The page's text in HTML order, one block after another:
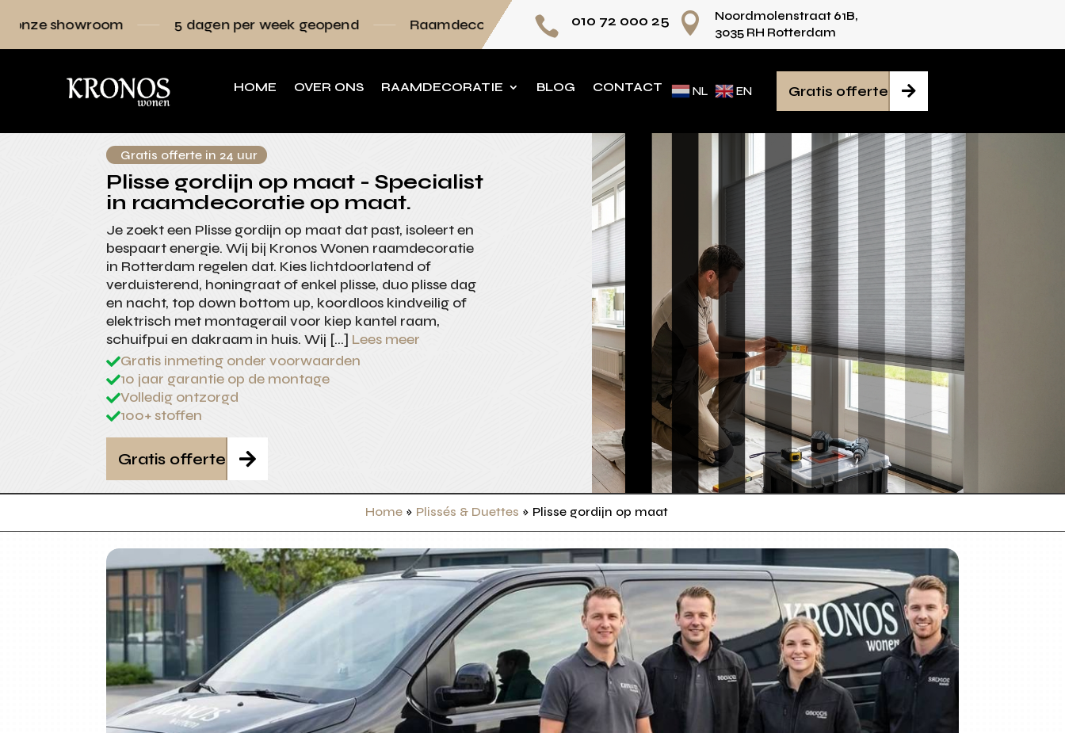
5 dagen per week geopend Raamdecoratie volledig op maat Persoonlijk advies voor iedere ruimte
 010 72 000 25 
Noordmolenstraat 61B,
3035 RH Rotterdam
HOME OVER ONS RAAMDECORATIE BLOG CONTACT NL EN 
Gratis offerte
Gratis offerte in 24 uur
Plisse gordijn op maat - Specialist
in raamdecoratie op maat.
Je zoekt een Plisse gordijn op maat dat past, isoleert en
bespaart energie. Wij bij Kronos Wonen raamdecoratie
in Rotterdam regelen dat. Kies lichtdoorlatend of
verduisterend, honingraat of enkel plisse, duo plisse dag
en nacht, top down bottom up, koordloos kindveilig of
elektrisch met montagerail voor kiep kantel raam,
schuifpui en dakraam in huis. Wij […] Lees meer
Gratis inmeting onder voorwaarden
10 jaar garantie op de montage
Volledig ontzorgd
100+ stoffen

Gratis offerte
Home » Plissés & Duettes » Plisse gordijn op maat